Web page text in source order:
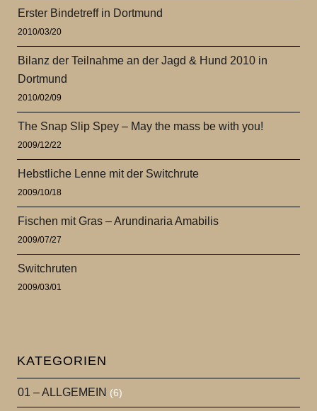
Erster Bindetreff in Dortmund
2010/03/20
Bilanz der Teilnahme an der Jagd & Hund 2010 in
Dortmund
2010/02/09
The Snap Slip Spey – May the mass be with you!
2009/12/22
Hebstliche Lenne mit der Switchrute
2009/10/18
Fischen mit Gras – Arundinaria Amabilis
2009/07/27
Switchruten
2009/03/01
KATEGORIEN
01 – ALLGEMEIN (6)